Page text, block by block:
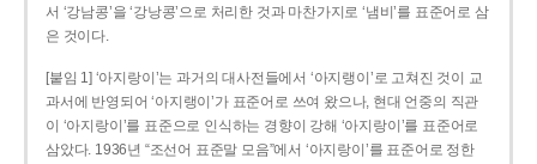
서 ‘강남콩’을 ‘강낭콩’으로 처리한 것과 마찬가지로 ‘냄비’를 표준어로 삼
은 것이다.
[붙임 1] ‘아지랑이’는 과거의 대사전들에서 ‘아지랭이’로 고쳐진 것이 교
과서에 반영되어 ‘아지랭이’가 표준어로 쓰여 왔으나, 현대 언중의 직관
이 ‘아지랑이’를 표준으로 인식하는 경향이 강해 ‘아지랑이’를 표준어로
삼았다. 1936년 “조선어 표준말 모음”에서 ‘아지랑이’를 표준어로 정한